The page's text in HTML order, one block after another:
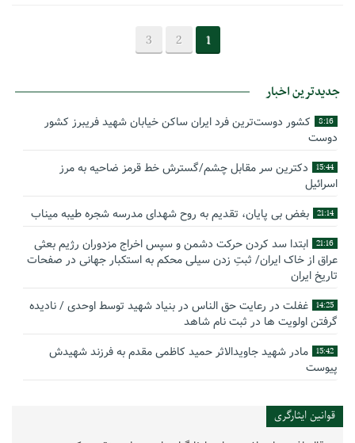
1
2
3
جدیدترین اخبار
8:16
کشور دوست‌ترین فرد ایران ساکن خیابان شهید فریبرز کشور
دوست
15:44
دکترین سر مقابل چشم/گسترش خط قرمز ضاحیه به مرز
اسرائیل
21:14 بغض بی پایان، تقدیم به روح شهدای مدرسه شجره طیبه میناب
21:16 ابتدا سد کردن حرکت دشمن و سپس اخراج مزدوران رژیم بعثی
عراق از خاک ایران/ ثبتِ زدن سیلی محکم به استکبار جهانی در صفحات
تاریخ ایران
14:25 غفلت در رعایت حق الناس در بنیاد شهید توسط اوحدی / نادیده
گرفتن اولویت ها در ثبت نام شاهد
15:42 مادر شهید جاویدالاثر حمید کاظمی مقدم به فرزند شهیدش
پیوست
16:17 بیانیه سپاه پاسداران انقلاب اسلامی به مناسبت چهل‌ودومین
قوانین ایثارگری